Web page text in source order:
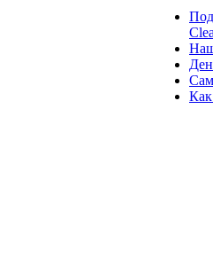
Как